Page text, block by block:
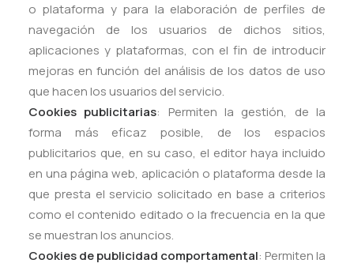
o plataforma y para la elaboración de perfiles de
navegación de los usuarios de dichos sitios,
aplicaciones y plataformas, con el fin de introducir
mejoras en función del análisis de los datos de uso
que hacen los usuarios del servicio.
Cookies publicitarias: Permiten la gestión, de la
forma más eficaz posible, de los espacios
publicitarios que, en su caso, el editor haya incluido
en una página web, aplicación o plataforma desde la
que presta el servicio solicitado en base a criterios
como el contenido editado o la frecuencia en la que
se muestran los anuncios.
Cookies de publicidad comportamental: Permiten la